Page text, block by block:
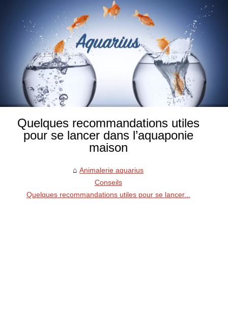
Quelques recommandations utiles
pour se lancer dans l’aquaponie
maison
Animalerie aquarius
Conseils
Quelques recommandations utiles pour se lancer...